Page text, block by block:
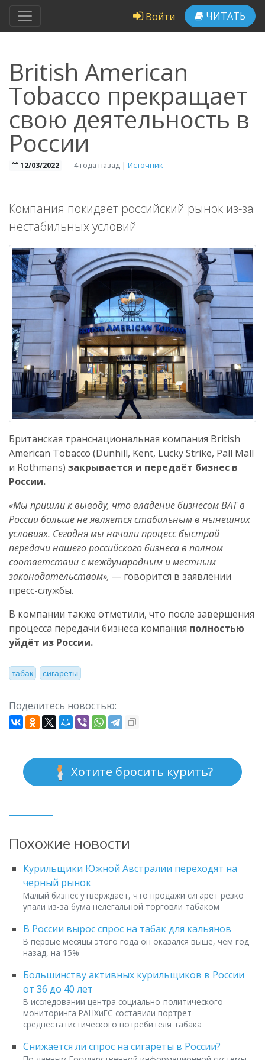
Войти ЧИТАТЬ
British American
Tobacco прекращает
свою деятельность в
России
12/03/2022 —4 года назад | Источник
Компания покидает российский рынок из-за
нестабильных условий
Британская транснациональная компания British
American Tobacco (Dunhill, Kent, Lucky Strike, Pall Mall
и Rothmans) закрывается и передаёт бизнес в
России.
«Мы пришли к выводу, что владение бизнесом BAT в
России больше не является стабильным в нынешних
условиях. Сегодня мы начали процесс быстрой
передачи нашего российского бизнеса в полном
соответствии с международным и местным
законодательством», — говорится в заявлении
пресс-службы.
В компании также отметили, что после завершения
процесса передачи бизнеса компания полностью
уйдёт из России.
табак сигареты
Поделитесь новостью:
Хотите бросить курить?
Похожие новости
Курильщики Южной Австралии переходят на
черный рынок
Малый бизнес утверждает, что продажи сигарет резко
упали из-за бума нелегальной торговли табаком
В России вырос спрос на табак для кальянов
В первые месяцы этого года он оказался выше, чем год
назад, на 15%
Большинству активных курильщиков в России
от 36 до 40 лет
В исследовании центра социально-политического
мониторинга РАНХиГС составили портрет
среднестатистического потребителя табака
Снижается ли спрос на сигареты в России?